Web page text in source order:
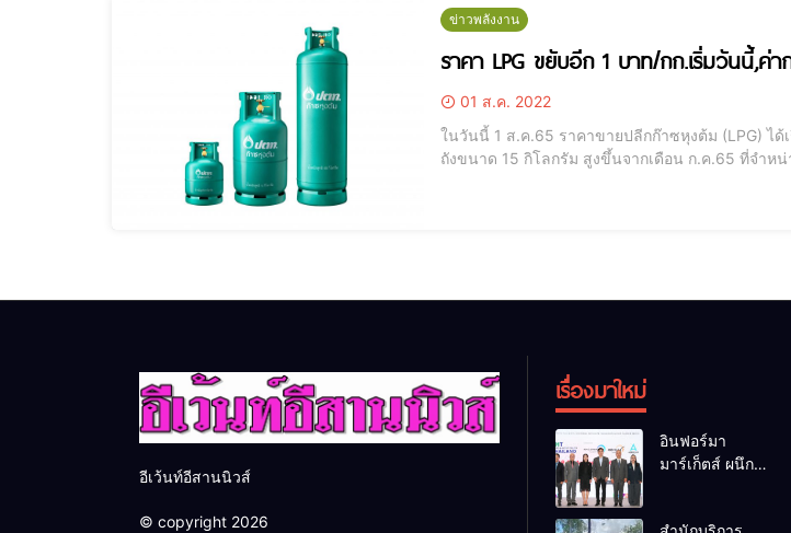
ข่าวพลังงาน
ราคา LPG ขยับอีก 1 บาท/กก.เริ่มวันนี้,ค่
01 ส.ค. 2022
ในวันนี้ 1 ส.ค.65 ราคาขายปลีกก๊าซหุงต้ม (LPG) ไ
ถังขนาด 15 กิโลกรัม สูงขึ้นจากเดือน ก.ค.65 ที่จำห
อีเว้นท์อีสานนิวส์
© copyright 2026
เรื่องมาใหม่
อินฟอร์มา
มาร์เก็ตส์ ผนึก